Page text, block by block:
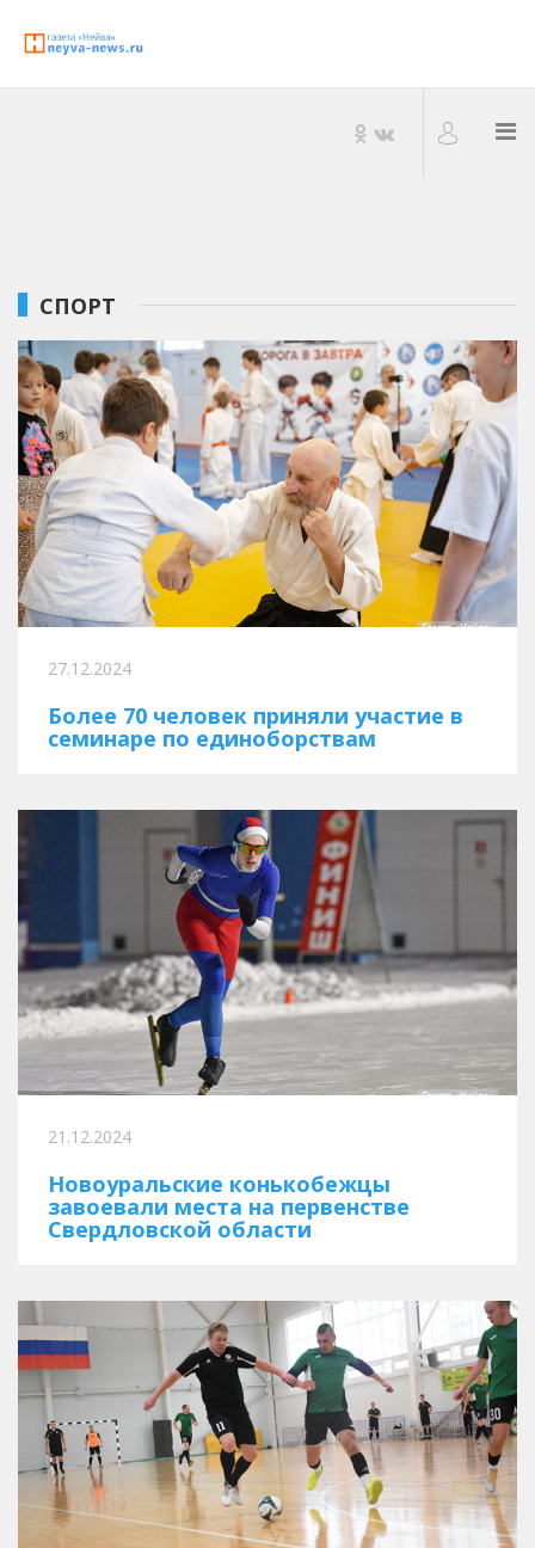
СПОРТ
27.12.2024
Более 70 человек приняли участие в
семинаре по единоборствам
21.12.2024
Новоуральские конькобежцы
завоевали места на первенстве
Свердловской области